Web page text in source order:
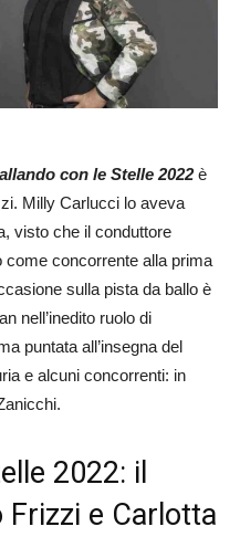
con le Stelle 2022è
Milly Carlucci lo aveva
visto che il conduttore
come concorrente alla prima
sulla pista da ballo è
nell’inedito ruolo di
puntata all’insegna del
e alcuni concorrenti: in
2022: il
e Carlotta